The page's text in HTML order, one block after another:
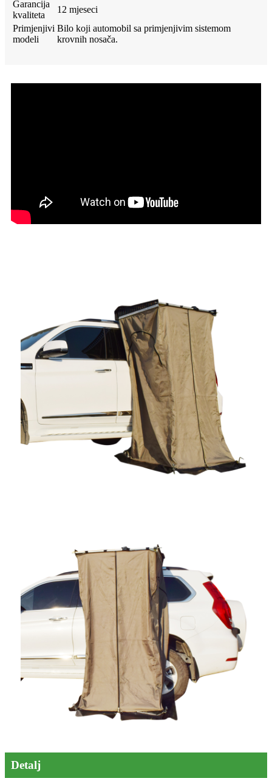
Garancija
kvaliteta
12 mjeseci
Primjenjivi
modeli
Bilo koji automobil sa primjenjivim sistemom
krovnih nosača.
Detalj